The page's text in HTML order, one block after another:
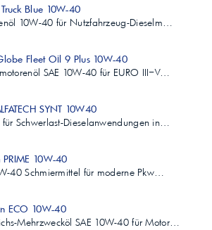
Blue 10W-40
10W-40 für Nutzfahrzeug-Dieselm…
Fleet Oil 9 Plus 10W-40
SAE 10W-40 für EURO III–V…
SYNT 10W40
Schwerlast-Dieselanwendungen in…
PRIME 10W-40
40 Schmiermittel für moderne Pkw…
ECO 10W-40
Mehrzwecköl SAE 10W-40 für Motor…